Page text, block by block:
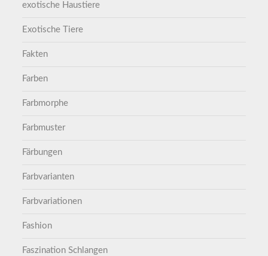
exotische Haustiere
Exotische Tiere
Fakten
Farben
Farbmorphe
Farbmuster
Färbungen
Farbvarianten
Farbvariationen
Fashion
Faszination Schlangen